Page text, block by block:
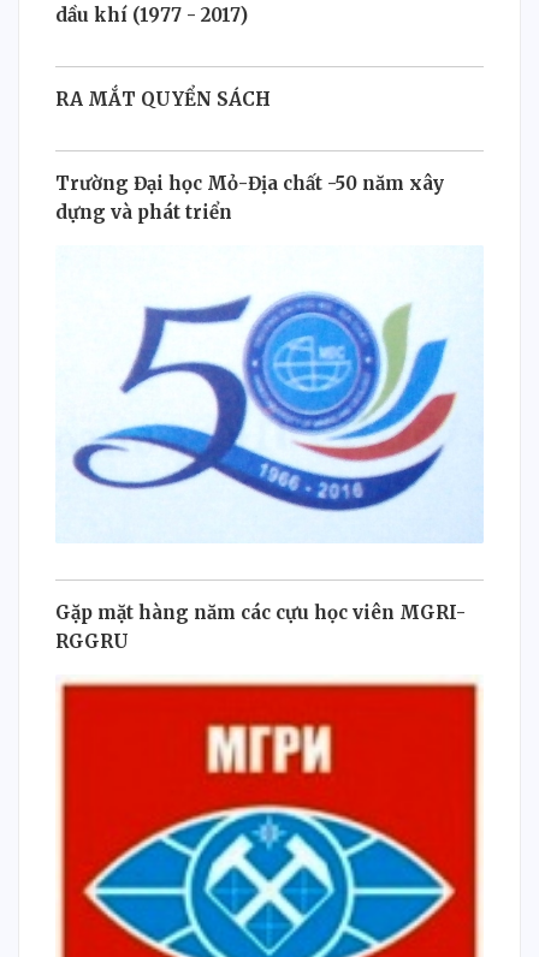
dầu khí (1977 - 2017)
RA MẮT QUYỂN SÁCH
Trường Đại học Mỏ-Địa chất -50 năm xây
dựng và phát triển
Gặp mặt hàng năm các cựu học viên MGRI-
RGGRU